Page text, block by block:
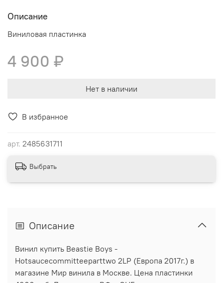
В избранное
арт. 2485631711
Описание
Виниловая пластинка
4 900 ₽
Нет в наличии
Выбрать
Описание
Винил купить Beastie Boys -
Hotsaucecommitteeparttwo 2LP (Европа 2017г.) в
магазине Мир винила в Москве. Цена пластинки